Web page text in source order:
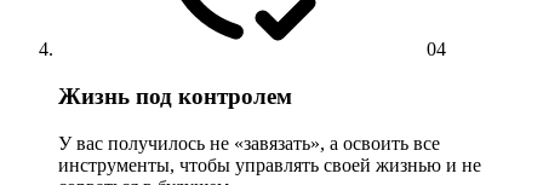
04
Жизнь под контролем
У вас получилось не «завязать», а освоить все
инструменты, чтобы управлять своей жизнью и не